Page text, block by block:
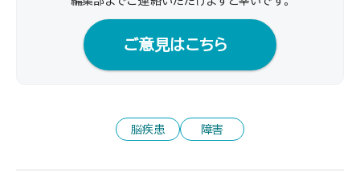
ご意見はこちら
脳疾患 障害